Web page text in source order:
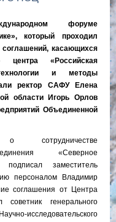
форуме
который проходил
касающихся
центра «Российская
и методы
ректор САФУ Елена
области Игорь Орлов
Объединенной
о сотрудничестве
«Северное
подписал заместитель
персоналом Владимир
соглашения от Центра
советник генерального
исследовательского